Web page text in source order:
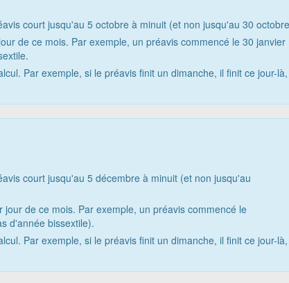
court jusqu'au 5 octobre à minuit (et non jusqu'au 30
de ce mois. Par exemple, un préavis commencé le 30 janvier
Par exemple, si le préavis finit un dimanche, il finit ce jour-
court jusqu'au 5 décembre à minuit (et non jusqu'au
de ce mois. Par exemple, un préavis commencé le
d'année bissextile).
Par exemple, si le préavis finit un dimanche, il finit ce jour-